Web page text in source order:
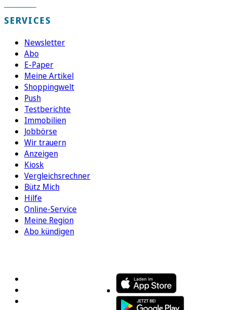
SERVICES
Newsletter
Abo
E-Paper
Meine Artikel
Shoppingwelt
Push
Testberichte
Immobilien
Jobbörse
Wir trauern
Anzeigen
Kiosk
Vergleichsrechner
Bütz Mich
Hilfe
Online-Service
Meine Region
Abo kündigen